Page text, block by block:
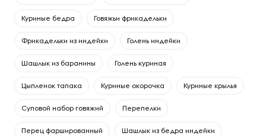
Куриные бедра Говяжьи фрикадельки
Фрикадельки из индейки Голень индейки
Шашлык из баранины Голень куриная
Цыпленок тапака Куриные окорочка Куриные крылья
Суповой набор говяжий Перепелки
Перец фаршированный Шашлык из бедра индейки